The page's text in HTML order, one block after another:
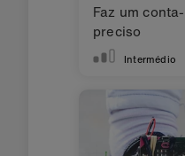
Faz um
preciso
Intermédio